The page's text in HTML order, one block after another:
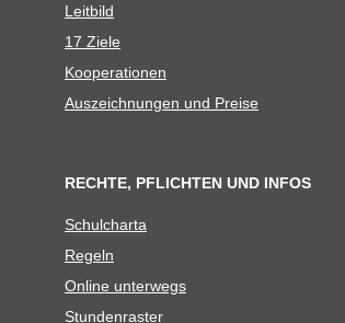
Leit­bild
17 Ziele
Koope­ra­tio­nen
Aus­zeich­nun­gen und Preise
RECHTE, PFLICHTEN UND INFOS
Schul­charta
Regeln
Online unter­wegs
Stun­den­ras­ter